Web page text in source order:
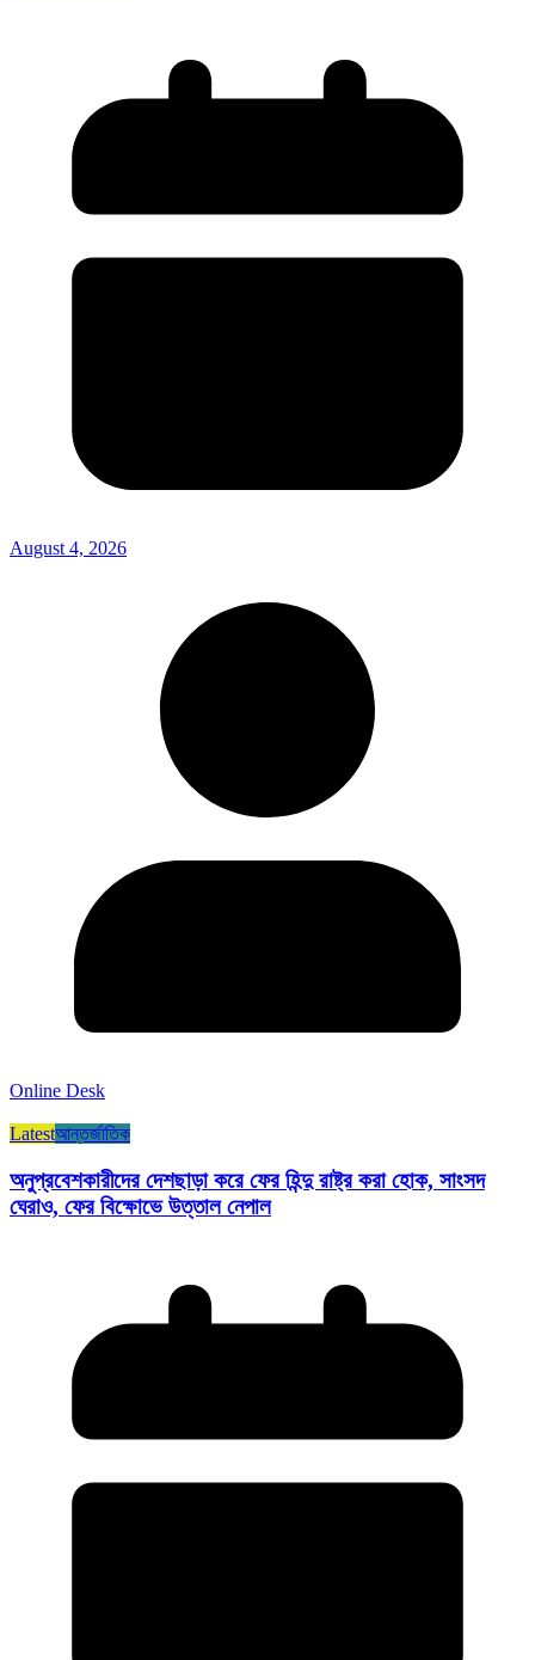
August 4, 2026
Online Desk
Latestআন্তর্জাতিক
অনুপ্রবেশকারীদের দেশছাড়া করে ফের হিন্দু রাষ্ট্র করা হোক, সাংসদ
ঘেরাও, ফের বিক্ষোভে উত্তাল নেপাল